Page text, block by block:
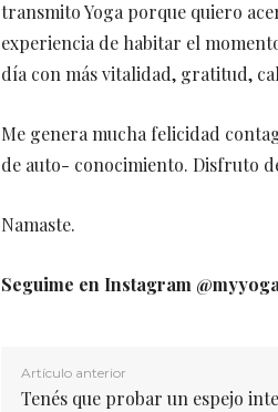
transmito Yoga porque quiero
experiencia de habitar el
día con más vitalidad, gratitud,
Me genera mucha felicidad
de auto- conocimiento. Disfruto
Namaste.
Seguime en Instagram
Artículo anterior
Tenés que probar un espejo